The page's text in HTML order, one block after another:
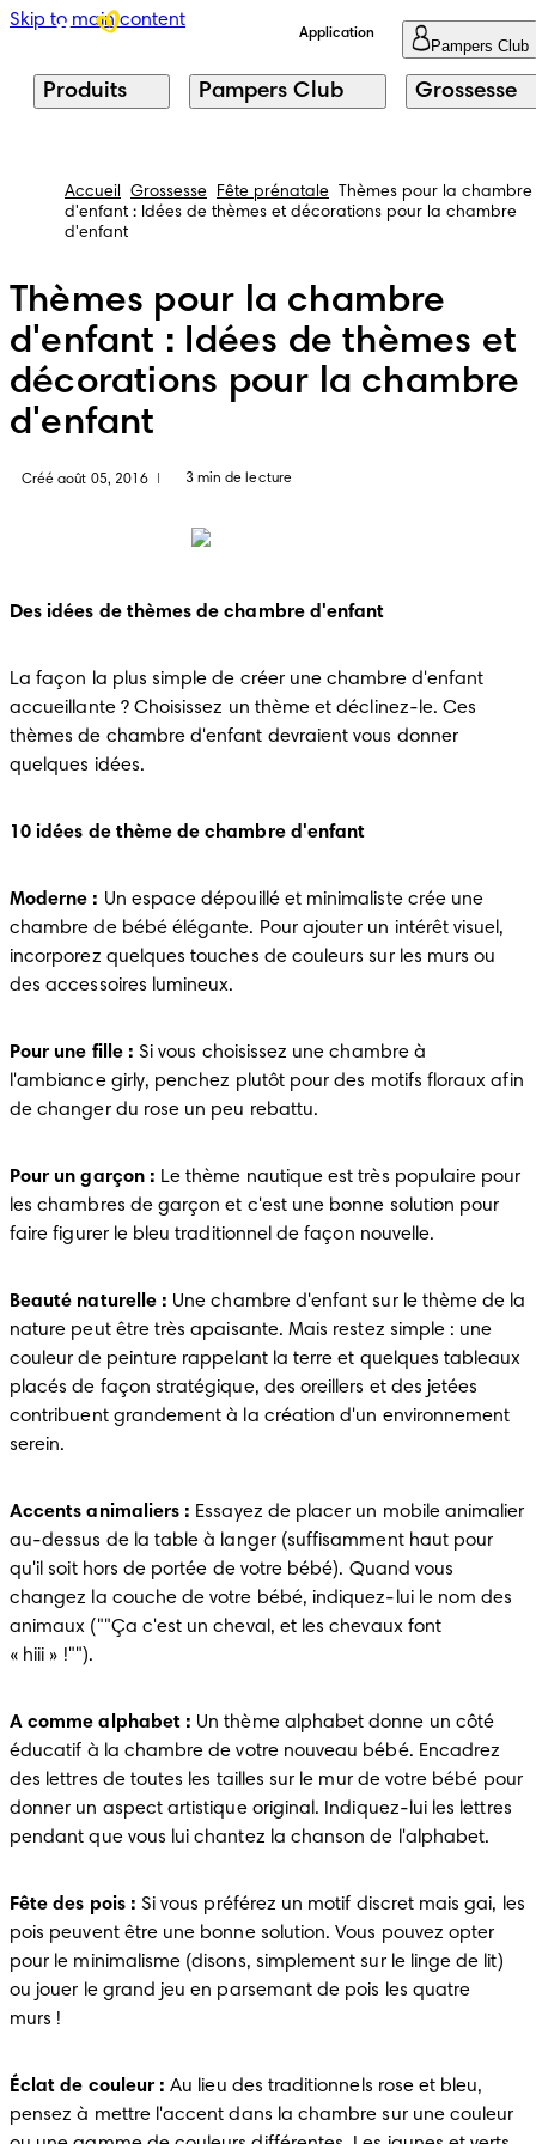
Skip to main content
Application
Pampers Club
Produits Pampers Club Grossesse
Accueil Grossesse Fête prénatale
Thèmes pour la chambre
d'enfant : Idées de thèmes et décorations pour la chambre
d'enfant
Thèmes pour la chambre
d'enfant : Idées de thèmes et
décorations pour la chambre
d'enfant
Créé août 05, 2016 3 min de lecture
Des idées de thèmes de chambre d'enfant
La façon la plus simple de créer une chambre d'enfant
accueillante ? Choisissez un thème et déclinez-le. Ces
thèmes de chambre d'enfant devraient vous donner
quelques idées.
10 idées de thème de chambre d'enfant
Moderne : Un espace dépouillé et minimaliste crée une
chambre de bébé élégante. Pour ajouter un intérêt visuel,
incorporez quelques touches de couleurs sur les murs ou
des accessoires lumineux.
Pour une fille : Si vous choisissez une chambre à
l'ambiance girly, penchez plutôt pour des motifs floraux afin
de changer du rose un peu rebattu.
Pour un garçon : Le thème nautique est très populaire pour
les chambres de garçon et c'est une bonne solution pour
faire figurer le bleu traditionnel de façon nouvelle.
Beauté naturelle : Une chambre d'enfant sur le thème de la
nature peut être très apaisante. Mais restez simple : une
couleur de peinture rappelant la terre et quelques tableaux
placés de façon stratégique, des oreillers et des jetées
contribuent grandement à la création d'un environnement
serein.
Accents animaliers : Essayez de placer un mobile animalier
au-dessus de la table à langer (suffisamment haut pour
qu'il soit hors de portée de votre bébé). Quand vous
changez la couche de votre bébé, indiquez-lui le nom des
animaux (""Ça c'est un cheval, et les chevaux font
« hiii » !"").
A comme alphabet : Un thème alphabet donne un côté
éducatif à la chambre de votre nouveau bébé. Encadrez
des lettres de toutes les tailles sur le mur de votre bébé pour
donner un aspect artistique original. Indiquez-lui les lettres
pendant que vous lui chantez la chanson de l'alphabet.
Fête des pois : Si vous préférez un motif discret mais gai, les
pois peuvent être une bonne solution. Vous pouvez opter
pour le minimalisme (disons, simplement sur le linge de lit)
ou jouer le grand jeu en parsemant de pois les quatre
murs !
Éclat de couleur : Au lieu des traditionnels rose et bleu,
pensez à mettre l'accent dans la chambre sur une couleur